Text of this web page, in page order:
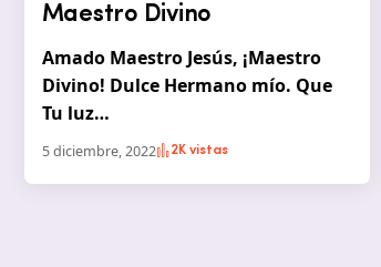
Maestro Divino
Amado Maestro Jesús, ¡Maestro
Divino! Dulce Hermano mío. Que
Tu luz…
5 diciembre, 2022 2K vistas